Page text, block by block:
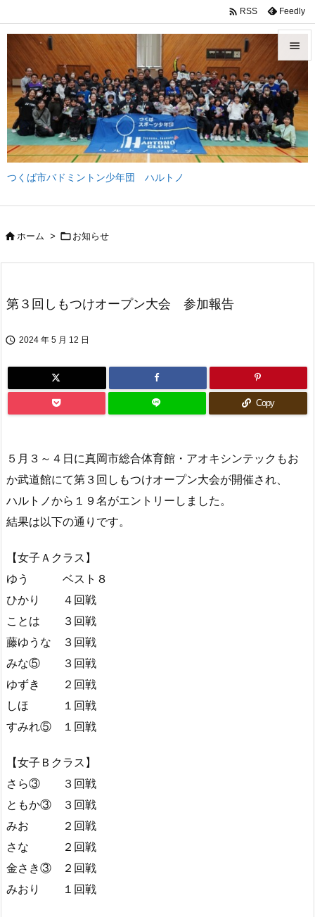
つくば市バドミントン少年団 ハルトノ


メニュ

サイド

前へ
 RSS Feedly
ホーム >  お知らせ
第３回しもつけオープン大会 参加報告
 2024 年 5 月 12 日
Copy
５月３～４日に真岡市総合体育館・アオキシンテックもお
か武道館にて第３回しもつけオープン大会が開催され、
ハルトノから１９名がエントリーしました。
結果は以下の通りです。
【女子Ａクラス】
ゆう ベスト８
ひかり ４回戦
ことは ３回戦
藤ゆうな ３回戦
みな⑤ ３回戦
ゆずき ２回戦
しほ １回戦
すみれ⑤ １回戦
【女子Ｂクラス】
さら③ ３回戦
ともか③ ３回戦
みお ２回戦
さな ２回戦
金さき③ ２回戦
みおり １回戦